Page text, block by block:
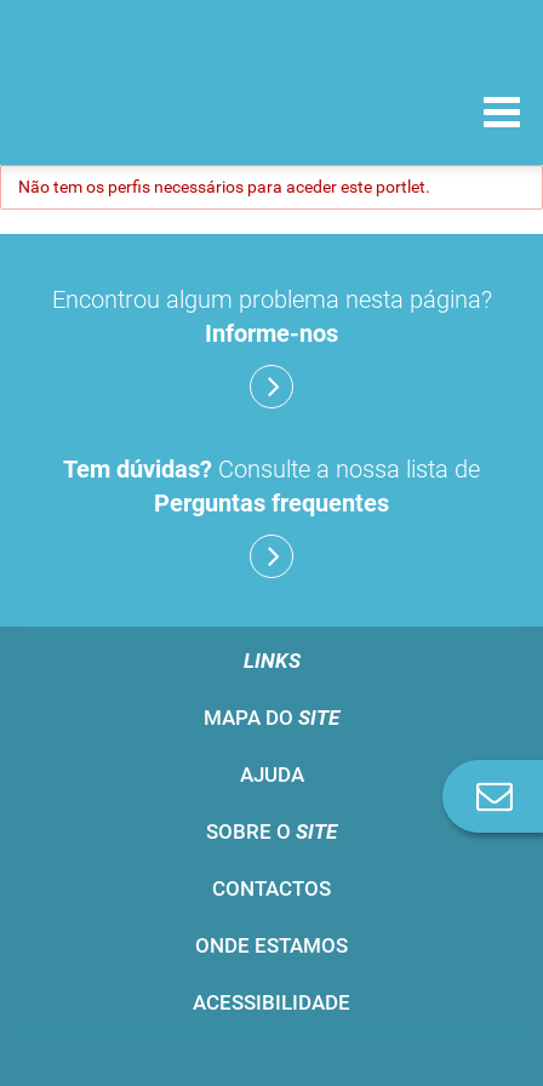
Não tem os perfis necessários para aceder este portlet.
Encontrou algum problema nesta página?
Informe-nos
Tem dúvidas? Consulte a nossa lista de
Perguntas frequentes
LINKS
MAPA DO SITE
AJUDA
SOBRE O SITE
CONTACTOS
ONDE ESTAMOS
ACESSIBILIDADE